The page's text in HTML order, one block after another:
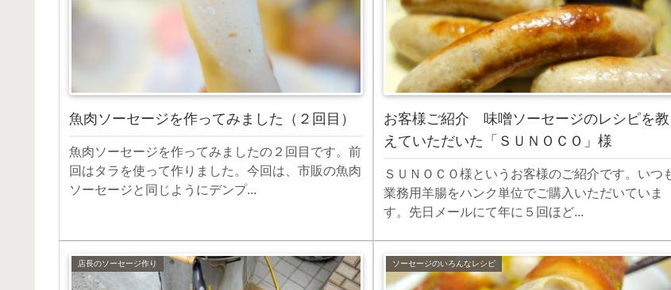
魚肉ソーセージを作ってみました（２回目）
魚肉ソーセージを作ってみましたの２回目です。前
回はタラを使って作りました。今回は、市販の魚肉
ソーセージと同じようにデンプ...
お客様ご紹介 味噌ソーセージのレシピを教
えていただいた「ＳＵＮＯＣＯ」様
ＳＵＮＯＣＯ様というお客様のご紹介です。いつ
業務用羊腸をハンク単位でご購入いただいていま
す。先日メールにて年に５回ほど...
店長のソーセージ作り ソーセージのいろんなレシピ